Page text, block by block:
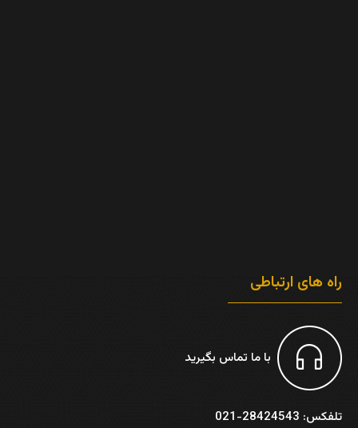
راه های ارتباطی
با ما تماس بگیرید
تلفکس: 28424543-021